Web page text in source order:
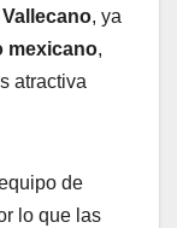
Vallecano, ya
mexicano,
atractiva
de
lo que las